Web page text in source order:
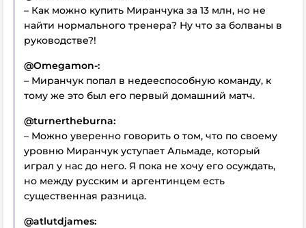
– Как можно купить Миранчука за 13 млн, но не
найти нормального тренера? Ну что за болваны в
руководстве?!
@Omegamon-:
– Миранчук попал в недееспособную команду, к
тому же это был его первый домашний матч.
@turnertheburna:
– Можно уверенно говорить о том, что по своему
уровню Миранчук уступает Альмаде, который
играл у нас до него. Я пока не хочу его осуждать,
но между русским и аргентинцем есть
существенная разница.
@atlutdjames: